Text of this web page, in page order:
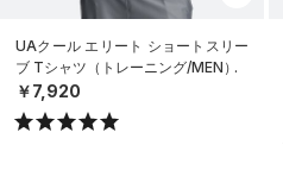
UAクール エリート ショートスリー
ブ Tシャツ（トレーニング/MEN）
￥7,920